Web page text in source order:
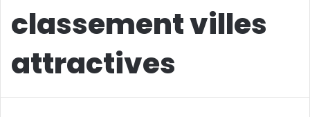
classement villes
attractives